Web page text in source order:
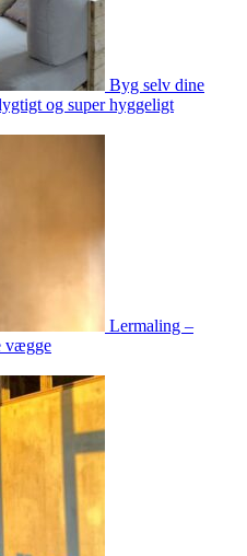
Byg selv dine
og super hyggeligt
Lermaling –
vægge